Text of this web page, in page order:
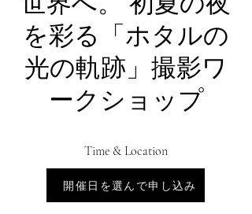
を彩る「ホタルの
光の軌跡」撮影ワ
ークショップ
Time & Location
Jul 14, 2026, 6:00 PM – 9:30 PM
会場は未定です。
開催日を選んで申し込み